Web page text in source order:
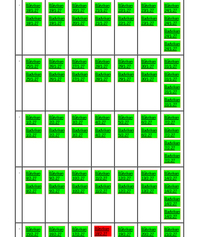
Båtviken
18/1-27
Badviken
18/1-27
Båtviken
19/1-27
Badviken
19/1-27
Båtviken
20/1-27
Badviken
20/1-27
Båtviken
21/1-27
Badviken
21/1-27
Båtviken
22/1-27
Badviken
22/1-27
Båtviken
23/1-27
Badviken
23/1-27
Båtviken
24/1-27
Båtviken
24/1-27
Badviken
24/1-27
Badviken
24/1-27
Båtviken
25/1-27
Badviken
25/1-27
Båtviken
26/1-27
Badviken
26/1-27
Båtviken
27/1-27
Badviken
27/1-27
Båtviken
28/1-27
Badviken
28/1-27
Båtviken
29/1-27
Badviken
29/1-27
Båtviken
30/1-27
Badviken
30/1-27
Båtviken
31/1-27
Båtviken
31/1-27
Badviken
31/1-27
Badviken
31/1-27
Båtviken
1/2-27
Badviken
1/2-27
Båtviken
2/2-27
Badviken
2/2-27
Båtviken
3/2-27
Badviken
3/2-27
Båtviken
4/2-27
Badviken
4/2-27
Båtviken
5/2-27
Badviken
5/2-27
Båtviken
6/2-27
Badviken
6/2-27
Båtviken
7/2-27
Båtviken
7/2-27
Badviken
7/2-27
Badviken
7/2-27
Båtviken
8/2-27
Badviken
8/2-27
Båtviken
9/2-27
Badviken
9/2-27
Båtviken
10/2-27
Badviken
10/2-27
Båtviken
11/2-27
Badviken
11/2-27
Båtviken
12/2-27
Badviken
12/2-27
Båtviken
13/2-27
Badviken
13/2-27
Båtviken
14/2-27
Båtviken
14/2-27
Badviken
14/2-27
Badviken
14/2-27
Båtviken
15/2-27
Båtviken
16/2-27
Båtviken
17/2-27
Båtviken
18/2-27
Båtviken
19/2-27
Båtviken
20/2-27
Båtviken
21/2-27